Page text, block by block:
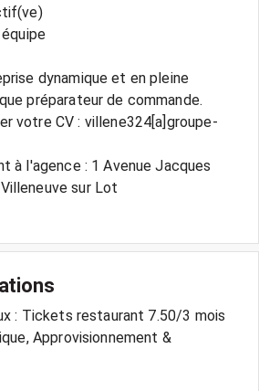
dynamique et en pleine
préparateur de commande.
votre CV : villene324[a]groupe-
à l'agence : 1 Avenue Jacques
sur Lot
: Tickets restaurant 7.50/3 mois
Approvisionnement &